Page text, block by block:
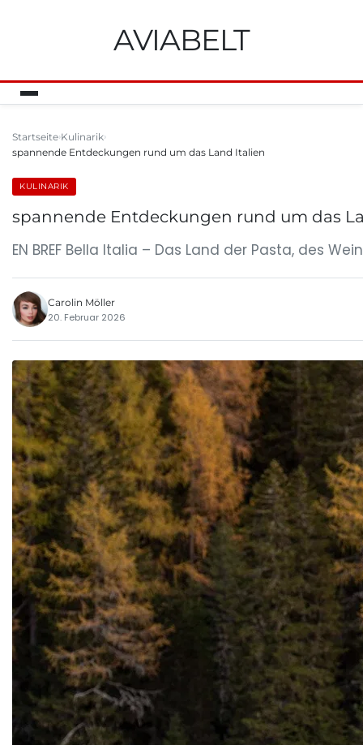
AVIABELT
Startseite Kulinarik
spannende Entdeckungen rund um das Land Italien
KULINARIK
spannende Entdeckungen rund um das
EN BREF Bella Italia – Das Land der Pasta, des
Carolin Möller
20. Februar 2026